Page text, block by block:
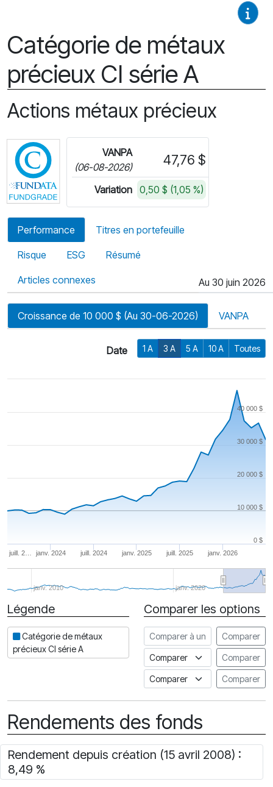
Catégorie de métaux
précieux CI série A
Actions métaux précieux
Cliquez pour plus d'informations sur FundGrade
VANPA
(06-08-2026)
47,76 $
Variation 0,50 $ (1,05 %)
Performance Titres en portefeuille
Risque ESG Résumé
Articles connexes Au 30 juin 2026
Croissance de 10 000 $ (Au 30-06-2026) VANPA
Date 1 A 3 A 5 A 10 A Toutes
janv. 2025
juill. 2… janv. 2024 juill. 2024 juill. 2025 janv. 2026
janv. 2010 janv. 2020
10 000 $
30 000 $
0 $
20 000 $
40 000 $
Date
Légende
Catégorie de métaux
précieux CI série A
Comparer les options
Comparer à un autre fonds
Comparer
Comparer à un indiceComparer
Comparer à un Indice de
Comparer
Rendements des fonds
Rendement depuis création (15 avril 2008) :
8,49 %